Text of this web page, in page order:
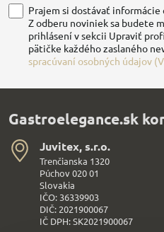
Prajem si dostávať informácie
Z odberu noviniek sa budete
prihlásení v sekcii Upraviť
pätičke každého zaslaného
spracúvaní osobných údajov
Gastroelegance.sk
Juvitex, s​.r​.o​.
Trenčianska 1320
Púchov 020 01
Slovakia
IČO: 36339903
DIČ: 2021900067
IČ DPH: SK2021900067